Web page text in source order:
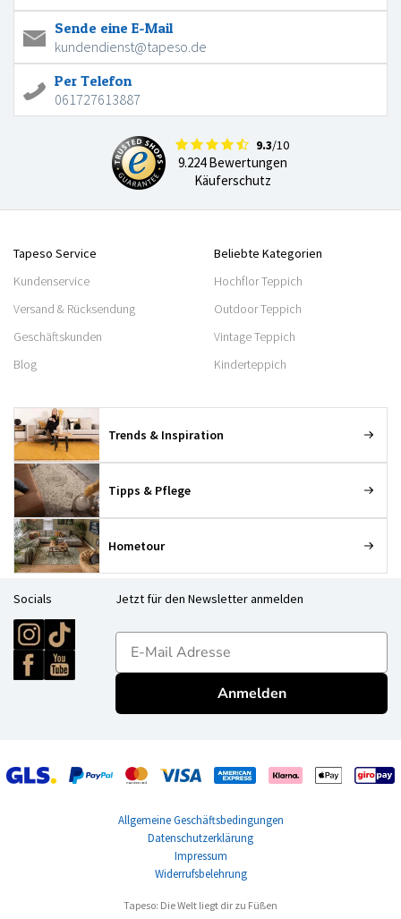
Sende eine E-Mail
kundendienst@tapeso.de
Per Telefon
061727613887
9.3/10
9.224 Bewertungen
Käuferschutz
Tapeso Service
Kundenservice
Versand & Rücksendung
Geschäftskunden
Blog
Beliebte Kategorien
Hochflor Teppich
Outdoor Teppich
Vintage Teppich
Kinderteppich
Trends & Inspiration
Tipps & Pflege
Hometour
Socials Jetzt für den Newsletter anmelden
E-mailadres
Anmelden
Allgemeine Geschäftsbedingungen
Datenschutzerklärung
Impressum
Widerrufsbelehrung
Tapeso: Die Welt liegt dir zu Füßen